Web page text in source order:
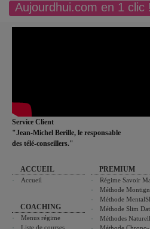
Aujourdhui.com en 1 clic !
Service Client
"Jean-Michel Berille, le responsable
des télé-conseillers."
ACCUEIL
Accueil
COACHING
Menus régime
Liste de courses
PREMIUM
Régime Savoir
Méthode
Méthode
Méthode Slim
Méthodes